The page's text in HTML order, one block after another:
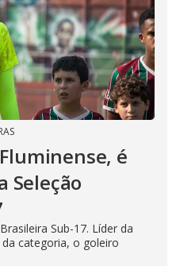
é
Seleção
Sub-17. Líder da
categoria, o goleiro